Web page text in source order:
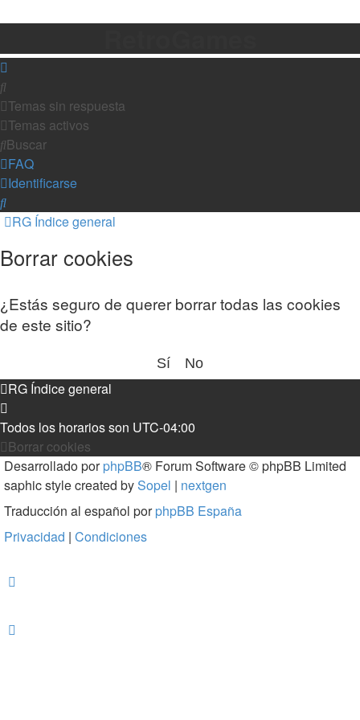
Temas sin respuesta
Temas activos
Buscar
FAQ
Identificarse
Buscar
RG Índice general
Borrar cookies
¿Estás seguro de querer borrar todas las cookies
de este sitio?
RG Índice general
Todos los horarios son UTC-04:00
Borrar cookies
Desarrollado porphpBB® Forum Software © phpBB Limited
saphic style created bySopel | nextgen
Traducción al español porphpBB España
Privacidad | Condiciones